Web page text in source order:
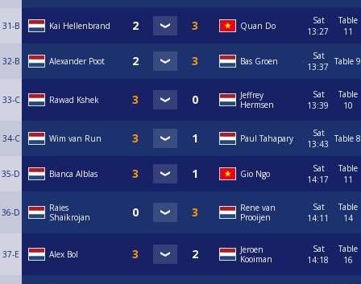
31-B Kai Hellenbrand Quan Do
Sat
13:27
Table
11
32-B Alexander Poot Bas Groen
Sat
13:37 Table 9
33-C Rawad Kshek
Jeffrey
Hermsen
Sat
13:39
Table
10
34-C Wim van Run Paul Tahapary
Sat
13:43 Table 8
35-D Bianca Alblas Gio Ngo
Sat
14:17
Table
11
36-D
Raies
Shaikrojan
Rene van
Prooijen
Sat
14:11
Table
14
37-E Alex Bol
Jeroen
Kooiman
Sat
14:18
Table
16